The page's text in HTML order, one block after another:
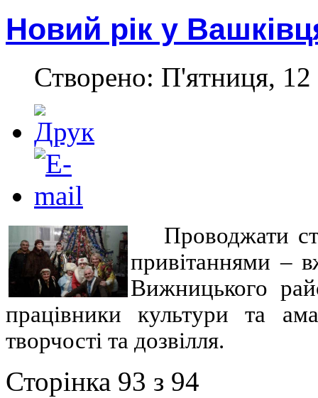
Новий рік у
Створено: П'ятниця, 12
Проводжати
привітаннями –
Вижницького
працівники культури та
творчості та дозвілля.
Сторінка 93 з 94